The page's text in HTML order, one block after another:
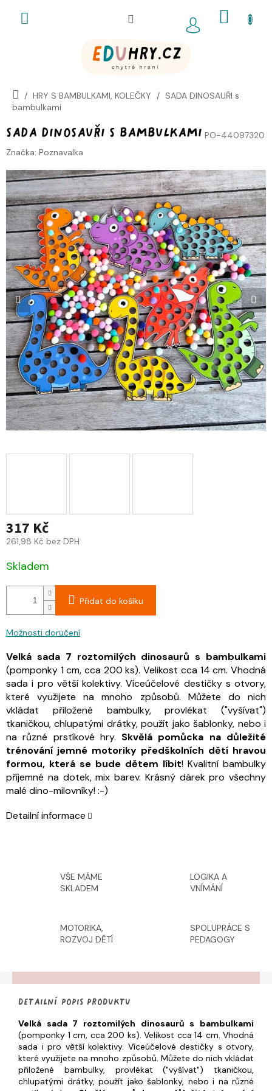
obsah
HRY S BAMBULKAMI, KOLEČKY
SADA DINOSAUŘI s
bambulkami
SADA DINOSAUŘI s bambulkami PO-44097320
Značka: Poznavalka
317 Kč
261,98 Kč bez DPH
Skladem
Přidat do košíku
Možnosti doručení
Velká sada 7 roztomilých dinosaurů s bambulkami
(pomponky 1 cm, cca 200 ks). Velikost cca 14 cm. Vhodná
sada i pro větší kolektivy. Víceúčelové destičky s otvory,
které využijete na mnoho způsobů. Můžete do nich
vkládat přiložené bambulky, provlékat ("vyšívat")
tkaničkou, chlupatými drátky, použít jako šablonky, nebo i
na různé prstíkové hry. Skvělá pomůcka na důležité
trénování jemné motoriky předškolních dětí hravou
formou, která se bude dětem líbit! Kvalitní bambulky
příjemné na dotek, mix barev. Krásný dárek pro všechny
malé dino-milovníky! :-)
Detailní informace
VŠE MÁME
SKLADEM
LOGIKA A
VNÍMÁNÍ
MOTORIKA,
ROZVOJ DĚTÍ
SPOLUPRÁCE S
PEDAGOGY
Detailní popis produktu
Velká sada 7 roztomilých dinosaurů s bambulkami
(pomponky 1 cm, cca 200 ks). Velikost cca 14 cm. Vhodná
sada i pro větší kolektivy. Víceúčelové destičky s otvory,
které využijete na mnoho způsobů. Můžete do nich vkládat
přiložené bambulky, provlékat ("vyšívat") tkaničkou,
chlupatými drátky, použít jako šablonky, nebo i na různé